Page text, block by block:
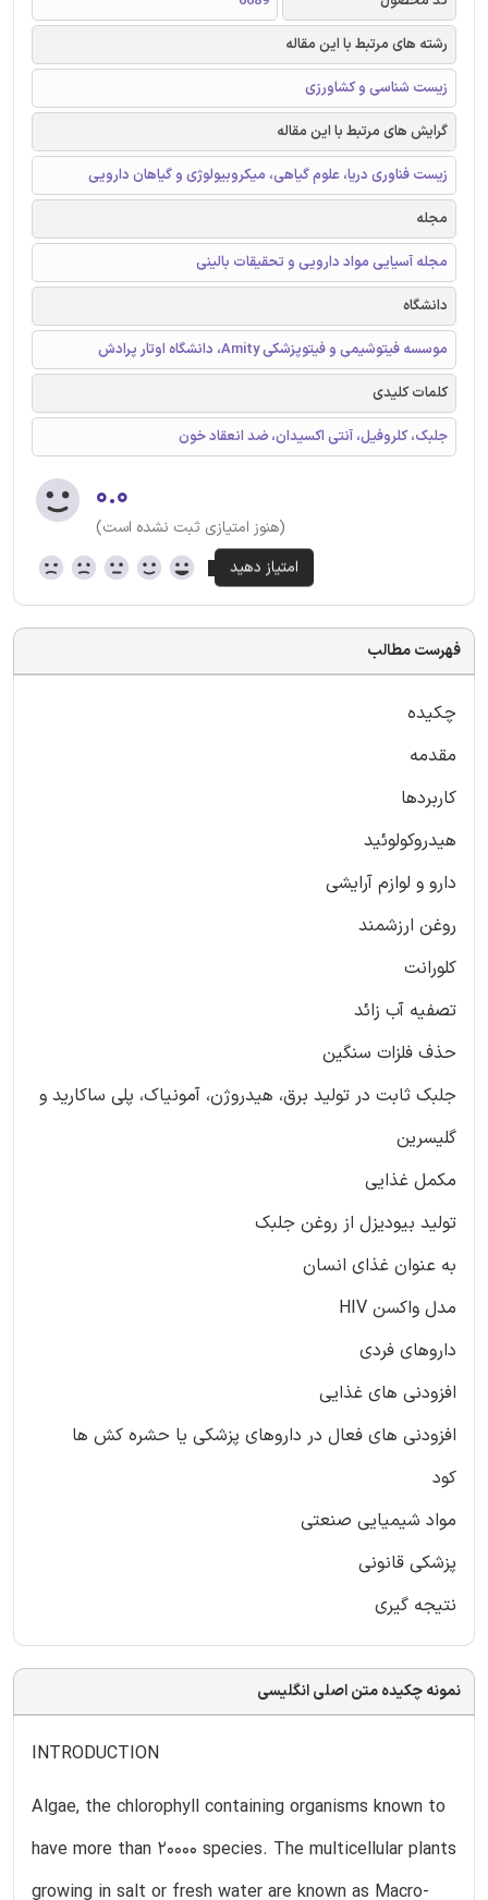
رشته های مرتبط با این مقاله
زیست شناسی و کشاورزی
گرایش های مرتبط با این مقاله
زیست فناوری دریا، علوم گیاهی، میکروبیولوژی و گیاهان دارویی
مجله
مجله آسیایی مواد دارویی و تحقیقات بالینی
دانشگاه
موسسه فیتوشیمی و فیتوپزشکی Amity، دانشگاه اوتار پرادش
کلمات کلیدی
جلبک، کلروفیل، آنتی اکسیدان، ضد انعقاد خون
۰.۰
(هنوز امتیازی ثبت نشده است)
فهرست مطالب
چکیده
مقدمه
کاربردها
هیدروکولوئید
دارو و لوازم آرایشی
روغن ارزشمند
کلورانت
تصفیه آب زائد
حذف فلزات سنگین
جلبک ثابت در تولید برق، هیدروژن، آمونیاک، پلی ساکارید و
گلیسرین
مکمل غذایی
تولید بیودیزل از روغن جلبک
به عنوان غذای انسان
مدل واکسن HIV
داروهای فردی
افزودنی های غذایی
افزودنی های فعال در داروهای پزشکی یا حشره کش ها
کود
مواد شیمیایی صنعتی
پزشکی قانونی
نتیجه گیری
نمونه چکیده متن اصلی انگلیسی
INTRODUCTION
Algae, the chlorophyll containing organisms known to
have more than 20000 species. The multicellular plants
growing in salt or fresh water are known as Macro-